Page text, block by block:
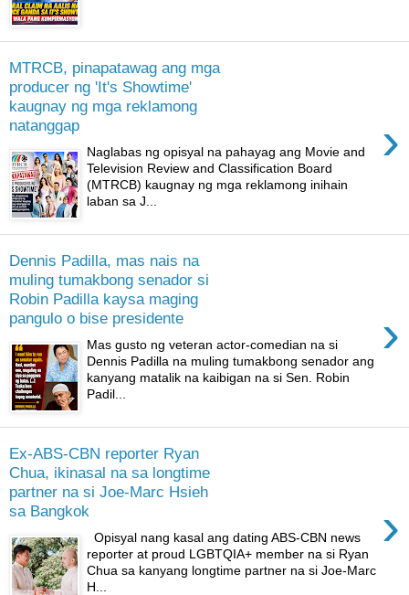
MTRCB, pinapatawag ang mga
producer ng 'It's Showtime'
kaugnay ng mga reklamong
natanggap
›
Naglabas ng opisyal na pahayag ang Movie and
Television Review and Classification Board
(MTRCB) kaugnay ng mga reklamong inihain
laban sa J...
Dennis Padilla, mas nais na
muling tumakbong senador si
Robin Padilla kaysa maging
pangulo o bise presidente
›
Mas gusto ng veteran actor-comedian na si
Dennis Padilla na muling tumakbong senador ang
kanyang matalik na kaibigan na si Sen. Robin
Padil...
Ex-ABS-CBN reporter Ryan
Chua, ikinasal na sa longtime
partner na si Joe-Marc Hsieh
sa Bangkok
›
Opisyal nang kasal ang dating ABS-CBN news
reporter at proud LGBTQIA+ member na si Ryan
Chua sa kanyang longtime partner na si Joe-Marc
H...